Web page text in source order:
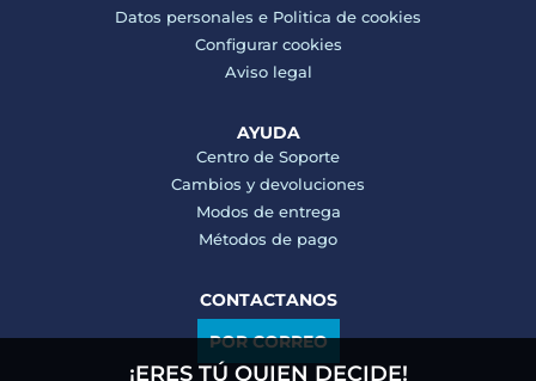
Datos personales e Politica de cookies
Configurar cookies
Aviso legal
AYUDA
Centro de Soporte
Cambios y devoluciones
Modos de entrega
Métodos de pago
CONTACTANOS
POR CORREO
¡ERES TÚ QUIEN DECIDE!